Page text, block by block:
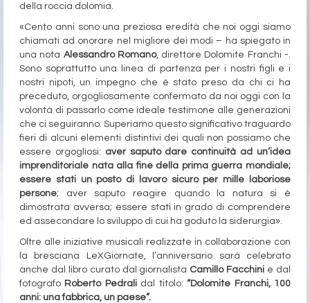
della roccia dolomia.
«Cento anni sono una preziosa eredità che noi oggi siamo
chiamati ad onorare nel migliore dei modi – ha spiegato in
una nota Alessandro Romano, direttore Dolomite Franchi -.
Sono soprattutto una linea di partenza per i nostri figli e i
nostri nipoti, un impegno che è stato preso da chi ci ha
preceduto, orgogliosamente confermato da noi oggi con la
volontà di passarlo come ideale testimone alle generazioni
che ci seguiranno. Superiamo questo significativo traguardo
fieri di alcuni elementi distintivi dei quali non possiamo che
essere orgogliosi: aver saputo dare continuità ad un’idea
imprenditoriale nata alla fine della prima guerra mondiale;
essere stati un posto di lavoro sicuro per mille laboriose
persone; aver saputo reagire quando la natura si è
dimostrata avversa; essere stati in grado di comprendere
ed assecondare lo sviluppo di cui ha goduto la siderurgia».
Oltre alle iniziative musicali realizzate in collaborazione con
la bresciana LeXGiornate, l’anniversario sarà celebrato
anche dal libro curato dal giornalista Camillo Facchini e dal
fotografo Roberto Pedralidal titolo:“Dolomite Franchi, 100
anni: una fabbrica, un paese”.